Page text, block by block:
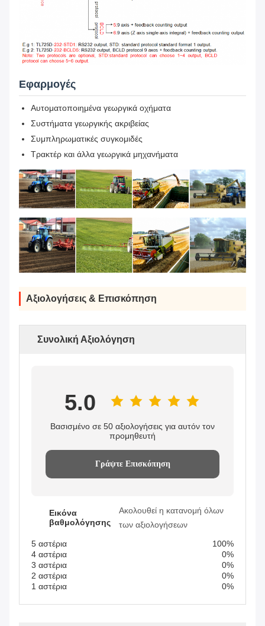
Εφαρμογές
Αυτοματοποιημένα γεωργικά οχήματα
Συστήματα γεωργικής ακριβείας
Συμπληρωματικές συγκομιδές
Τρακτέρ και άλλα γεωργικά μηχανήματα
Αξιολογήσεις & Επισκόπηση
Συνολική Αξιολόγηση
5.0
Βασισμένο σε 50 αξιολογήσεις για αυτόν τον
προμηθευτή
Γράψτε Επισκόπηση
Εικόνα
βαθμολόγησης
Ακολουθεί η κατανομή όλων
των αξιολογήσεων
5 αστέρια
100%
4 αστέρια
0%
3 αστέρια
0%
2 αστέρια
0%
1 αστέρια
0%